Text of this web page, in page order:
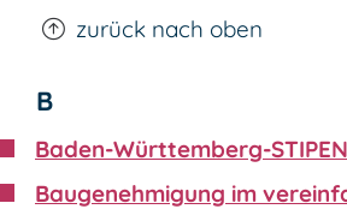
zurück nach oben
B
Baden-Württemberg-
Baugenehmigung im